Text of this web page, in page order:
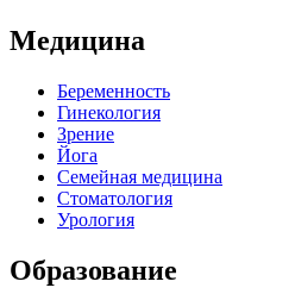
Медицина
Беременность
Гинекология
Зрение
Йога
Семейная медицина
Стоматология
Урология
Образование